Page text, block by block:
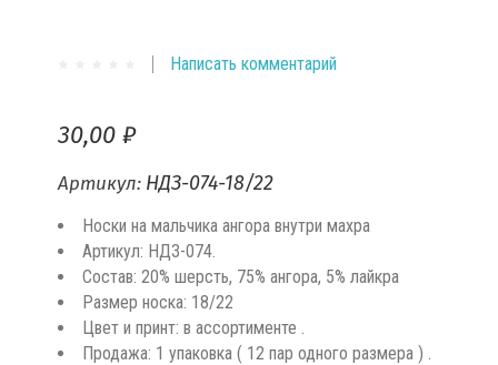
Написать комментарий
30,00 ₽
Артикул: НДЗ-074-18/22
Носки на мальчика ангора внутри махра
Артикул: НДЗ-074.
Состав: 20% шерсть, 75% ангора, 5% лайкра
Размер носка: 18/22
Цвет и принт: в ассортименте .
Продажа: 1 упаковка ( 12 пар одного размера ) .